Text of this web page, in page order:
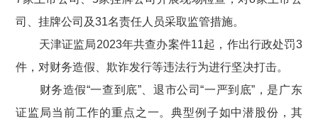
司、挂牌公司及31名责任人员采取监管措施。
天津证监局2023年共查办案件11起，作出行政处罚3
件，对财务造假、欺诈发行等违法行为进行坚决打击。
财务造假“一查到底”、退市公司“一严到底”，是广东
证监局当前工作的重点之一。典型例子如中潜股份，其